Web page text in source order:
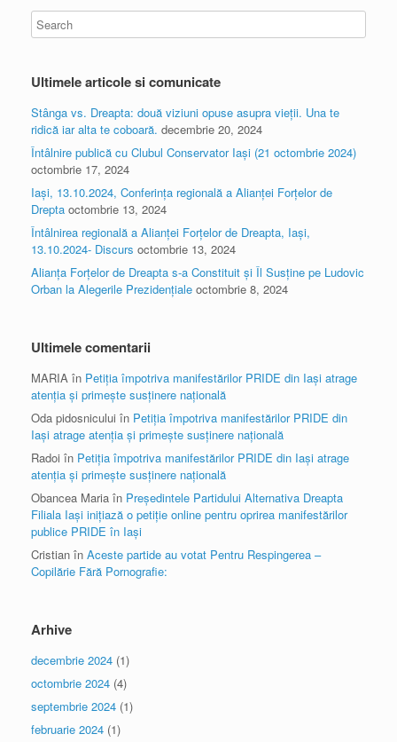
Ultimele articole si comunicate
Stânga vs. Dreapta: două viziuni opuse asupra vieții. Una te
ridică iar alta te coboară. decembrie 20, 2024
Întâlnire publică cu Clubul Conservator Iași (21 octombrie 2024)
octombrie 17, 2024
Iași, 13.10.2024, Conferința regională a Alianței Forțelor de
Drepta octombrie 13, 2024
Întâlnirea regională a Alianței Forțelor de Dreapta, Iași,
13.10.2024- Discurs octombrie 13, 2024
Alianța Forțelor de Dreapta s-a Constituit și Îl Susține pe Ludovic
Orban la Alegerile Prezidențiale octombrie 8, 2024
Ultimele comentarii
MARIA în Petiția împotriva manifestărilor PRIDE din Iași atrage
atenția și primește susținere națională
Oda pidosnicului în Petiția împotriva manifestărilor PRIDE din
Iași atrage atenția și primește susținere națională
Radoi în Petiția împotriva manifestărilor PRIDE din Iași atrage
atenția și primește susținere națională
Obancea Maria în Președintele Partidului Alternativa Dreapta
Filiala Iași inițiază o petiție online pentru oprirea manifestărilor
publice PRIDE în Iași
Cristian în Aceste partide au votat Pentru Respingerea –
Copilărie Fără Pornografie:
Arhive
decembrie 2024 (1)
octombrie 2024 (4)
septembrie 2024 (1)
februarie 2024 (1)